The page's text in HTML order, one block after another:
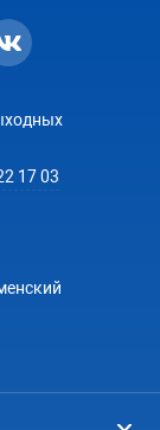
17 03